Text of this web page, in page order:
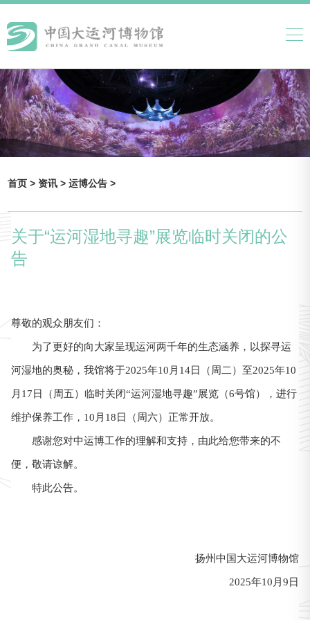
首页 >资讯 >运博公告 >
关于“运河湿地寻趣”展览临时关闭的公
告
尊敬的观众朋友们：
为了更好的向大家呈现运河两千年的生态涵养，以探寻运
河湿地的奥秘，我馆将于2025年10月14日（周二）至2025年10
月17日（周五）临时关闭“运河湿地寻趣”展览（6号馆），进行
维护保养工作，10月18日（周六）正常开放。
感谢您对中运博工作的理解和支持，由此给您带来的不
便，敬请谅解。
特此公告。
扬州中国大运河博物馆
2025年10月9日